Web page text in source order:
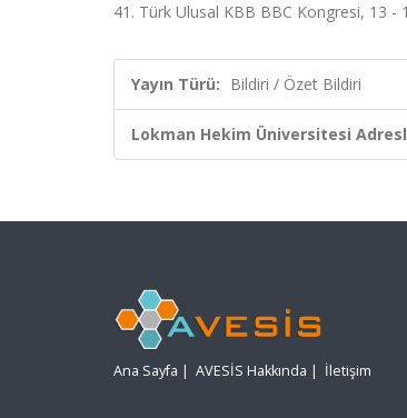
41. Türk Ulusal KBB BBC Kongresi, 13 -
Yayın Türü: Bildiri / Özet Bildiri
Lokman Hekim Üniversitesi
Ana Sayfa | AVESİS Hakkında | İletişim